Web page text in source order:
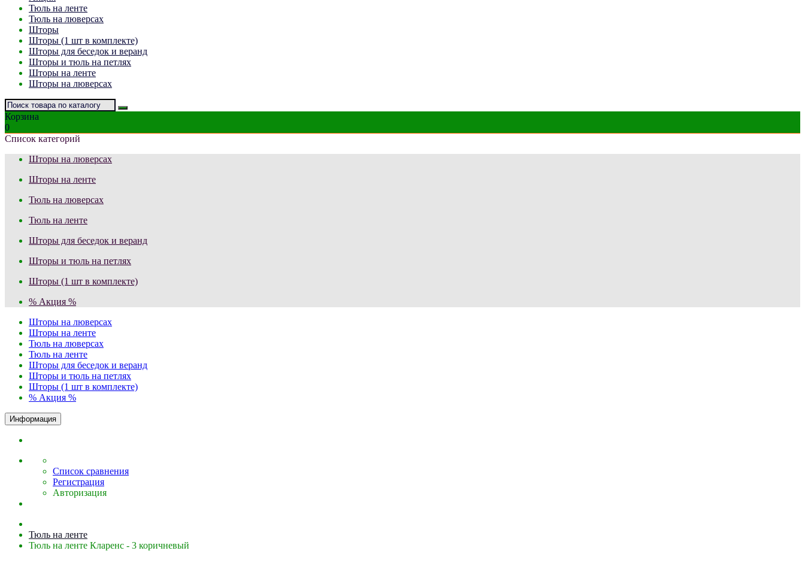
Тюль на ленте
Тюль на люверсах
Шторы
Шторы (1 шт в комплекте)
Шторы для беседок и веранд
Шторы и тюль на петлях
Шторы на ленте
Шторы на люверсах
Корзина
0
Список категорий
Шторы на люверсах
Шторы на ленте
Тюль на люверсах
Тюль на ленте
Шторы для беседок и веранд
Шторы и тюль на петлях
Шторы (1 шт в комплекте)
% Акция %
Шторы на люверсах
Шторы на ленте
Тюль на люверсах
Тюль на ленте
Шторы для беседок и веранд
Шторы и тюль на петлях
Шторы (1 шт в комплекте)
% Акция %
Информация
Список сравнения
Регистрация
Авторизация
Тюль на ленте
Тюль на ленте Кларенс - 3 коричневый